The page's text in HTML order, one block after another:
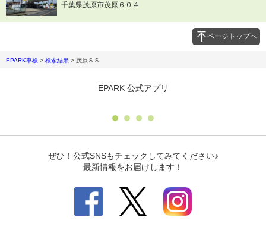
千葉県茂原市茂原６０４
ページトップへ
EPARK車検 > 検索結果 > 茂原ＳＳ